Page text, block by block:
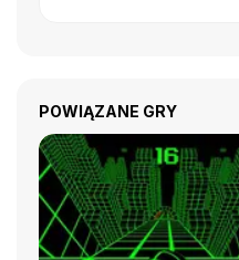
POWIĄZANE GRY